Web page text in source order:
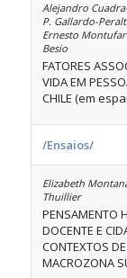
Alejandro
P. Gallardo-
Ernesto
Besio
FATORES
VIDA EM
CHILE (em
/Ensaios/
Elizabeth
Thuillier
PENSAMENTO
DOCENTE E
CONTEXTOS
MACROZONA